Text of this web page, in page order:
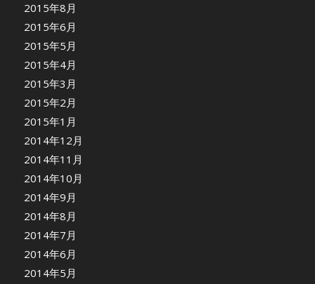
2015年8月
2015年6月
2015年5月
2015年4月
2015年3月
2015年2月
2015年1月
2014年12月
2014年11月
2014年10月
2014年9月
2014年8月
2014年7月
2014年6月
2014年5月